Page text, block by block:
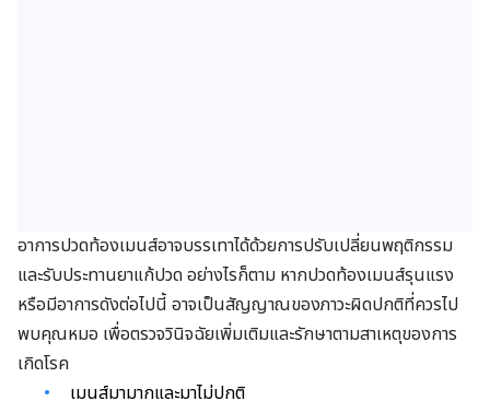
อาการปวดท้องเมนส์อาจบรรเทาได้ด้วยการปรับเปลี่ยนพฤติกรรม
และรับประทานยาแก้ปวด อย่างไรก็ตาม หากปวดท้องเมนส์รุนแรง
หรือมีอาการดังต่อไปนี้ อาจเป็นสัญญาณของภาวะผิดปกติที่ควรไป
พบคุณหมอ เพื่อตรวจวินิจฉัยเพิ่มเติมและรักษาตามสาเหตุของการ
เกิดโรค
เมนส์มามากและมาไม่ปกติ